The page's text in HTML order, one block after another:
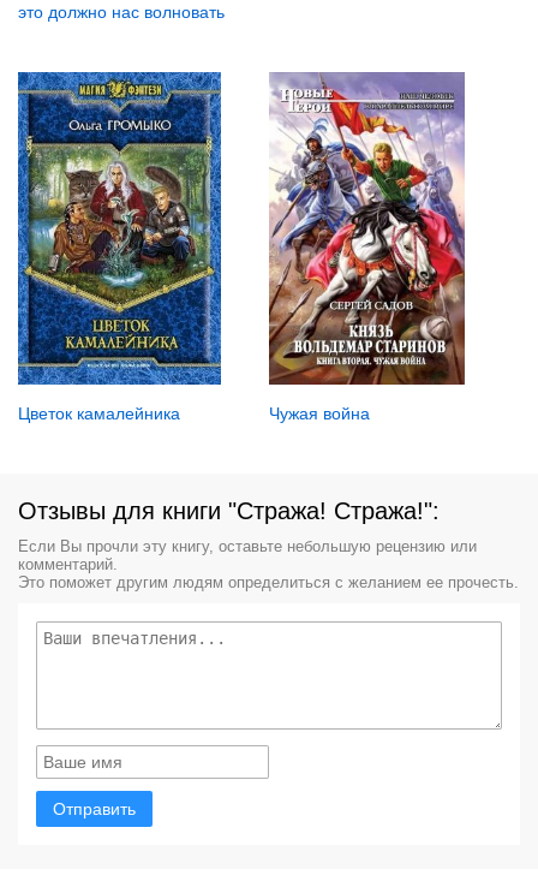
это должно нас волновать
Цветок камалейника Чужая война
Отзывы для книги "Стража! Стража!":
Если Вы прочли эту книгу, оставьте небольшую рецензию или
комментарий.
Это поможет другим людям определиться с желанием ее прочесть.
Отправить